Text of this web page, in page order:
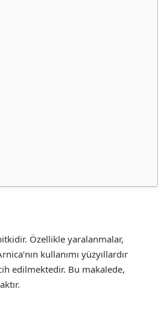
Özellikle yaralanmalar,
kullanımı yüzyıllardır
edilmektedir. Bu makalede,